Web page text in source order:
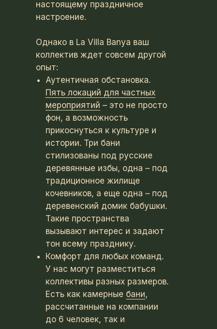
настоящему праздничное
настроение.
Однако в La Villa Banya ваш
коллектив ждет совсем другой
опыт:
Аутентичная обстановка.
Пять локаций для частных
мероприятий – это не просто
фон, а возможность
прикоснуться к культуре и
истории. Три бани
стилизованы под русские
деревянные избы, одна – под
традиционное жилище
кочевников, а еще одна – под
деревенский домик бабушки.
Такие пространства
вызывают интерес и задают
тон всему празднику.
Комфорт для любых команд.
У нас могут разместиться
коллективы разных размеров.
Есть как камерные бани,
рассчитанные на компании
до 6 человек, так и